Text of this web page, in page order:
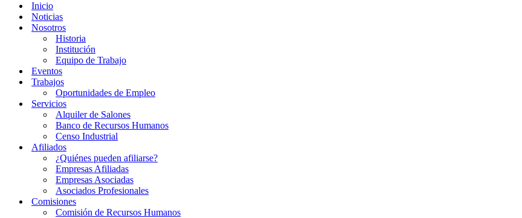
Inicio
Noticias
Nosotros
Historia
Institución
Equipo de Trabajo
Eventos
Trabajos
Oportunidades de Empleo
Servicios
Alquiler de Salones
Banco de Recursos Humanos
Censo Industrial
Afiliados
¿Quiénes pueden afiliarse?
Empresas Afiliadas
Empresas Asociadas
Asociados Profesionales
Comisiones
Comisión de Recursos Humanos